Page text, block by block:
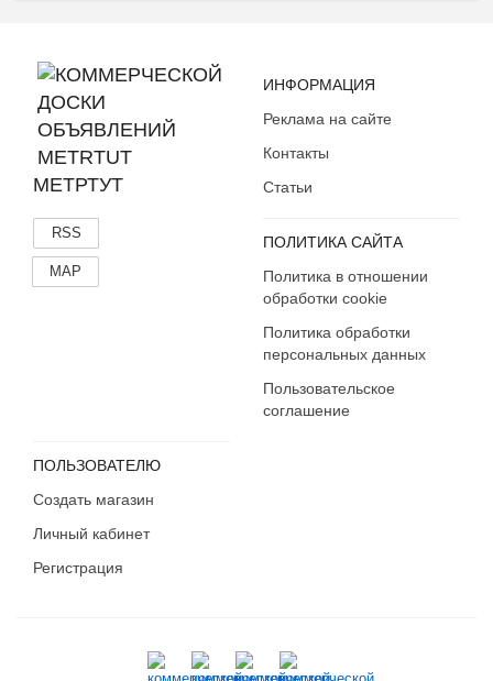
МЕТРТУТ
RSS
MAP
ИНФОРМАЦИЯ
Реклама на сайте
Контакты
Статьи
ПОЛИТИКА САЙТА
Политика в отношении
обработки cookie
Политика обработки
персональных данных
Пользовательское
соглашение
ПОЛЬЗОВАТЕЛЮ
Создать магазин
Личный кабинет
Регистрация